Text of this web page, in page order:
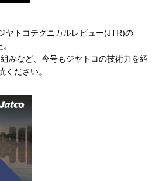
ヤトコテクニカルレビュー(JTR)の
みなど、今号もジヤトコの技術力を紹
ください。